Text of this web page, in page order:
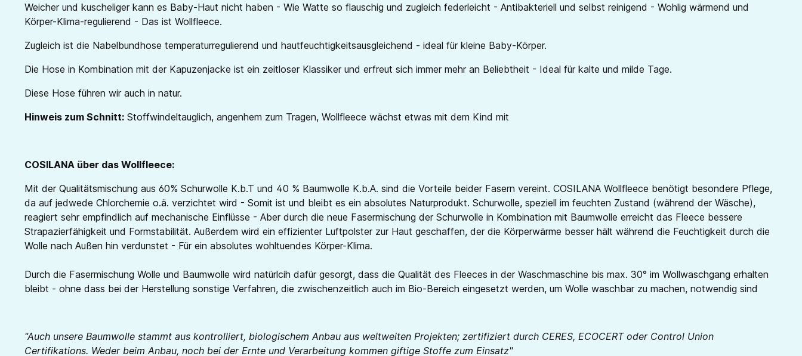
Weicher und kuscheliger kann es Baby-Haut nicht haben - Wie Watte so flauschig und zugleich federleicht - Antibakteriell und selbst reinigend - Wohlig wärmend und
Körper-Klima-regulierend - Das ist Wollfleece.
Zugleich ist die Nabelbundhose temperaturregulierend und hautfeuchtigkeitsausgleichend - ideal für kleine Baby-Körper.
Die Hose in Kombination mit der Kapuzenjacke ist ein zeitloser Klassiker und erfreut sich immer mehr an Beliebtheit - Ideal für kalte und milde Tage.
Diese Hose führen wir auch in natur.
Hinweis zum Schnitt: Stoffwindeltauglich, angenhem zum Tragen, Wollfleece wächst etwas mit dem Kind mit
COSILANA über das Wollfleece:
Mit der Qualitätsmischung aus 60% Schurwolle K.b.T und 40 % Baumwolle K.b.A. sind die Vorteile beider Fasern vereint. COSILANA Wollfleece benötigt besondere Pflege,
da auf jedwede Chlorchemie o.ä. verzichtet wird - Somit ist und bleibt es ein absolutes Naturprodukt. Schurwolle, speziell im feuchten Zustand (während der Wäsche),
reagiert sehr empfindlich auf mechanische Einflüsse - Aber durch die neue Fasermischung der Schurwolle in Kombination mit Baumwolle erreicht das Fleece bessere
Strapazierfähigkeit und Formstabilität. Außerdem wird ein effizienter Luftpolster zur Haut geschaffen, der die Körperwärme besser hält während die Feuchtigkeit durch die
Wolle nach Außen hin verdunstet - Für ein absolutes wohltuendes Körper-Klima.
Durch die Fasermischung Wolle und Baumwolle wird natürlcih dafür gesorgt, dass die Qualität des Fleeces in der Waschmaschine bis max. 30° im Wollwaschgang erhalten
bleibt - ohne dass bei der Herstellung sonstige Verfahren, die zwischenzeitlich auch im Bio-Bereich eingesetzt werden, um Wolle waschbar zu machen, notwendig sind
"Auch unsere Baumwolle stammt aus kontrolliert, biologischem Anbau aus weltweiten Projekten; zertifiziert durch CERES, ECOCERT oder Control Union
Certifikations. Weder beim Anbau, noch bei der Ernte und Verarbeitung kommen giftige Stoffe zum Einsatz"